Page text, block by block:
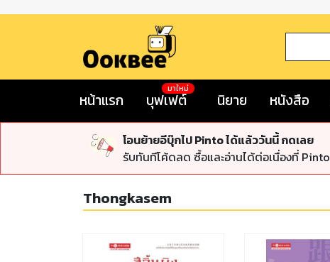
หน้าแรก บุฟเฟต์
มาใหม่
นิยาย หนังสือ
โอนย้ายอีบุ๊กไป Pinto ได้แล้ววันนี้ กดเลย
รับทันทีโค้ดลด ซื้อและอ่านได้ต่อเนื่องที่ Pinto
Thongkasem